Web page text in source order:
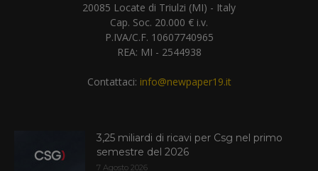
20085 Locate di Triulzi (MI) - Italy
Cap. Soc. 20.000 € i.v.
P.IVA/C.F. 10607740965
REA: MI - 2544938
Contattaci: info@newpaper19.it
3,25 miliardi di ricavi per Csg nel primo
semestre del 2026
7 Agosto 2026